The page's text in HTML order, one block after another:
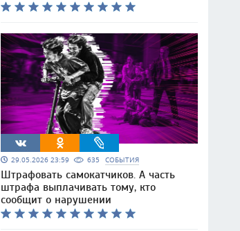
29.05.2026 23:59 635 СОБЫТИЯ
Штрафовать самокатчиков. А часть
штрафа выплачивать тому, кто
сообщит о нарушении